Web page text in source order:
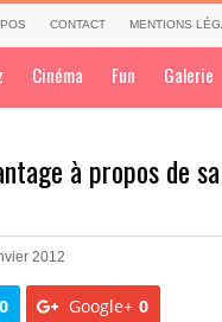
CONTACT MENTIONS
Cinéma Fun Galerie
à propos de
2012
0 Google+ 0